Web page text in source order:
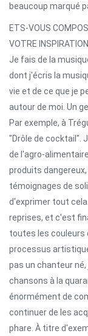
beaucoup marqué
ETS-VOUS
VOTRE
Je fais de la
dont j'écris la
vie et de ce que je
autour de moi. Un
Par exemple, à
"Drôle de cocktail".
de l'agro-
produits
témoignages de
d'exprimer tout
reprises, et c'est
toutes les couleurs
processus
pas un chanteur
chansons à la
énormément de
continuer de les
phare. À titre